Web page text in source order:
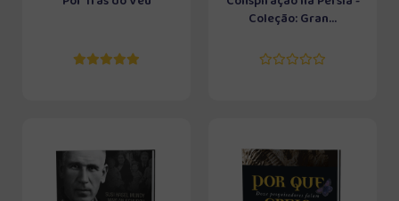
Coleção: Gran...